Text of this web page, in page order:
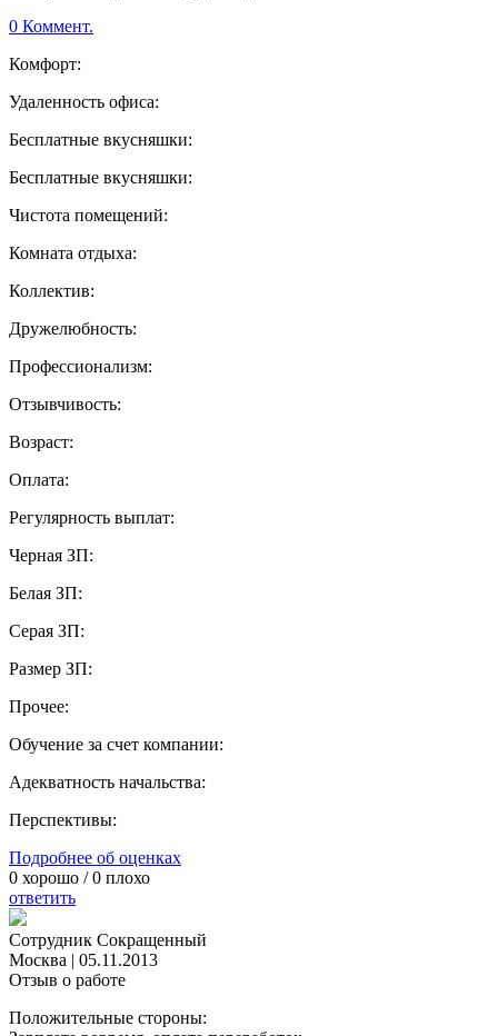
0 Коммент.
Комфорт:
Удаленность офиса:
Бесплатные вкусняшки:
Бесплатные вкусняшки:
Чистота помещений:
Комната отдыха:
Коллектив:
Дружелюбность:
Профессионализм:
Отзывчивость:
Возраст:
Оплата:
Регулярность выплат:
Черная ЗП:
Белая ЗП:
Серая ЗП:
Размер ЗП:
Прочее:
Обучение за счет компании:
Адекватность начальства:
Перспективы:
Подробнее об оценках
0 хорошо /0 плохо
ответить
Сотрудник Сокращенный
Москва | 05.11.2013
Отзыв о работе
Положительные стороны: